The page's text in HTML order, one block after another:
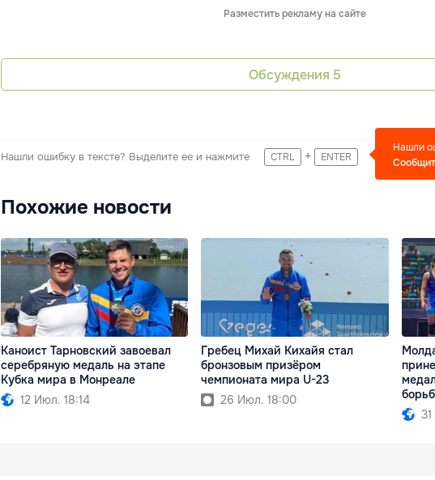
Разместить рекламу на сайте
Обсуждения 5
Нашли ошибку в тексте? Выделите ее и нажмите CTRL + ENTER
Нашли
Похожие новости
Каноист Тарновский завоевал
серебряную медаль на этапе
Кубка мира в Монреале
12 Июл. 18:14
Гребец Михай Кихайя стал
бронзовым призёром
чемпионата мира U-23
26 Июл. 18:00